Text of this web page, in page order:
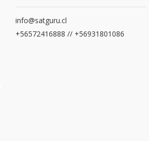
info@satguru.cl
+56572416888 // +56931801086